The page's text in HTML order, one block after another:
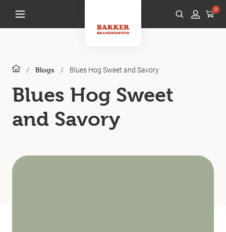
0
/ Blogs / Blues Hog Sweet and Savory
Blues Hog Sweet
and Savory